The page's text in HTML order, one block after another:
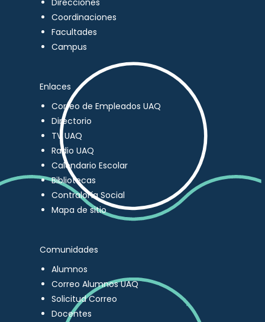
Direcciones
Coordinaciones
Facultades
Campus
Enlaces
Correo de Empleados UAQ
Directorio
TV UAQ
Radio UAQ
Calendario Escolar
Bibliotecas
Contraloría Social
Mapa de sitio
Comunidades
Alumnos
Correo Alumnos UAQ
Solicitud Correo
Docentes